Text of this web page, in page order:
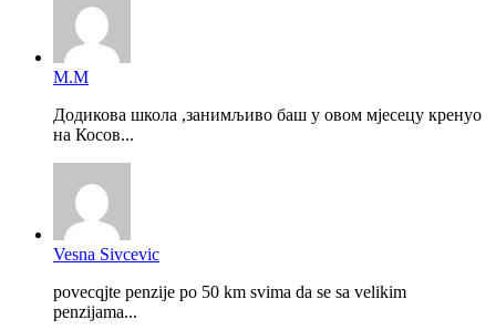
М.М
Додикова школа ,занимљиво баш у овом мјесецу кренуо
на Косов...
Vesna Sivcevic
povecqjte penzije po 50 km svima da se sa velikim
penzijama...